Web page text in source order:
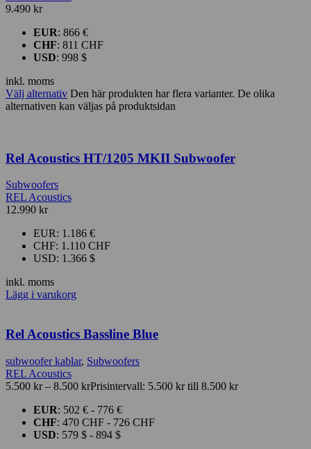
9.490 kr
EUR: 866 €
CHF: 811 CHF
USD: 998 $
inkl. moms
Välj alternativ Den här produkten har flera varianter. De olika
alternativen kan väljas på produktsidan
Rel Acoustics HT/1205 MKII Subwoofer
Subwoofers
REL Acoustics
12.990 kr
EUR: 1.186 €
CHF: 1.110 CHF
USD: 1.366 $
inkl. moms
Lägg i varukorg
Rel Acoustics Bassline Blue
subwoofer kablar, Subwoofers
REL Acoustics
5.500 kr – 8.500 krPrisintervall: 5.500 kr till 8.500 kr
EUR: 502 € - 776 €
CHF: 470 CHF - 726 CHF
USD: 579 $ - 894 $